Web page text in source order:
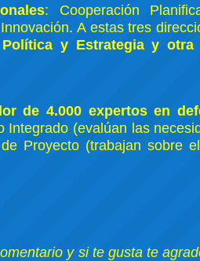
: Cooperación
A estas tres
y Estrategia y
de 4.000 expertos en
(evalúan las
Proyecto (trabajan sobre
y si te gusta te